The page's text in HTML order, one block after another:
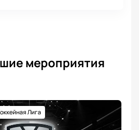
мероприятия
Лига